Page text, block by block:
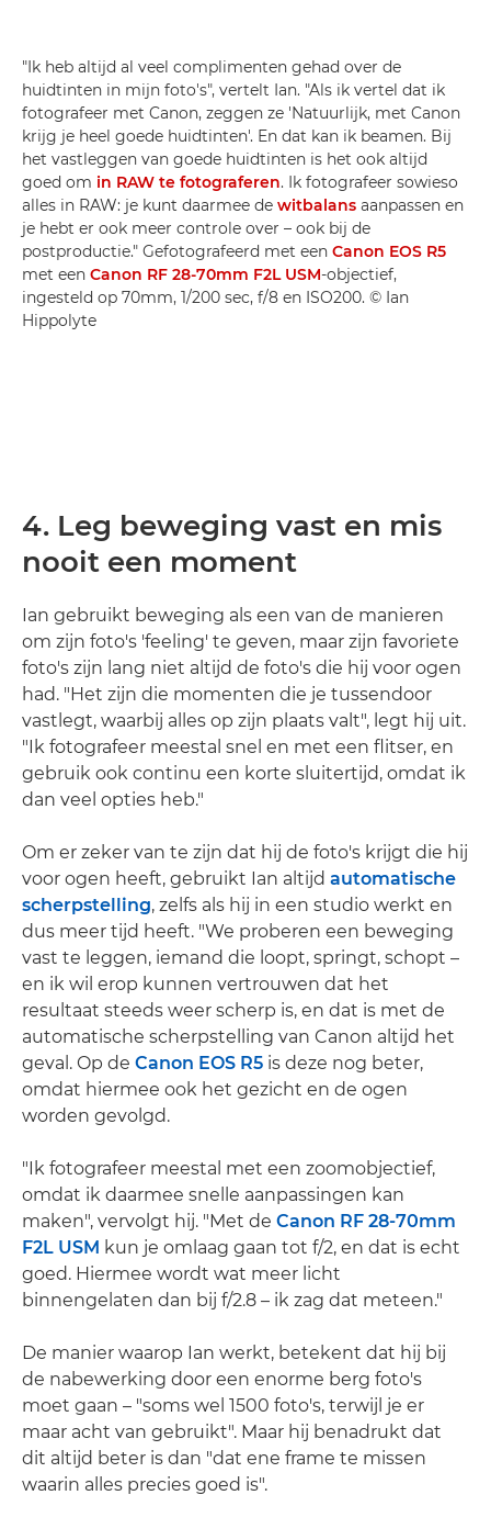
"Ik heb altijd al veel complimenten gehad over de
huidtinten in mijn foto's", vertelt Ian. "Als ik vertel dat ik
fotografeer met Canon, zeggen ze 'Natuurlijk, met Canon
krijg je heel goede huidtinten'. En dat kan ik beamen. Bij
het vastleggen van goede huidtinten is het ook altijd
goed om in RAW te fotograferen. Ik fotografeer sowieso
alles in RAW: je kunt daarmee de witbalans aanpassen en
je hebt er ook meer controle over – ook bij de
postproductie." Gefotografeerd met een Canon EOS R5
met een Canon RF 28-70mm F2L USM-objectief,
ingesteld op 70mm, 1/200 sec, f/8 en ISO200. © Ian
Hippolyte
4. Leg beweging vast en mis
nooit een moment
Ian gebruikt beweging als een van de manieren
om zijn foto's 'feeling' te geven, maar zijn favoriete
foto's zijn lang niet altijd de foto's die hij voor ogen
had. "Het zijn die momenten die je tussendoor
vastlegt, waarbij alles op zijn plaats valt", legt hij uit.
"Ik fotografeer meestal snel en met een flitser, en
gebruik ook continu een korte sluitertijd, omdat ik
dan veel opties heb."
Om er zeker van te zijn dat hij de foto's krijgt die hij
voor ogen heeft, gebruikt Ian altijd automatische
scherpstelling, zelfs als hij in een studio werkt en
dus meer tijd heeft. "We proberen een beweging
vast te leggen, iemand die loopt, springt, schopt –
en ik wil erop kunnen vertrouwen dat het
resultaat steeds weer scherp is, en dat is met de
automatische scherpstelling van Canon altijd het
geval. Op de Canon EOS R5 is deze nog beter,
omdat hiermee ook het gezicht en de ogen
worden gevolgd.
"Ik fotografeer meestal met een zoomobjectief,
omdat ik daarmee snelle aanpassingen kan
maken", vervolgt hij. "Met de Canon RF 28-70mm
F2L USM kun je omlaag gaan tot f/2, en dat is echt
goed. Hiermee wordt wat meer licht
binnengelaten dan bij f/2.8 – ik zag dat meteen."
De manier waarop Ian werkt, betekent dat hij bij
de nabewerking door een enorme berg foto's
moet gaan – "soms wel 1500 foto's, terwijl je er
maar acht van gebruikt". Maar hij benadrukt dat
dit altijd beter is dan "dat ene frame te missen
waarin alles precies goed is".